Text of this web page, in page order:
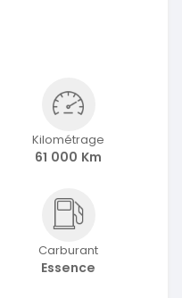
Kilométrage
61 000 Km
Carburant
Essence